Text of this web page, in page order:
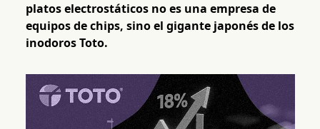
platos electrostáticos no es una empresa de
equipos de chips, sino el gigante japonés de los
inodoros Toto.